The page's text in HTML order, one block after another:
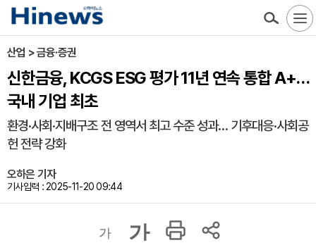
산업 > 금융·증권
신한금융, KCGS ESG 평가 11년 연속 통합 A+…
국내 기업 최초
환경·사회·지배구조 전 영역서 최고 수준 성과… 기후대응·사회공
헌 전략 강화
오하은 기자
기사입력 : 2025-11-20 09:44
가 가